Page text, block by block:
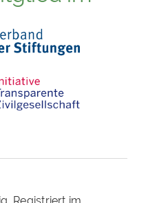
Registriert im